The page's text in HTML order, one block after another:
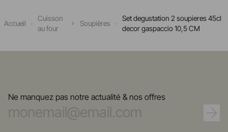
Accueil
Cuisson
au four
Soupières
Set degustation 2 soupieres 45cl
decor gaspaccio 10,5 CM
Ne manquez pas notre actualité & nos offres